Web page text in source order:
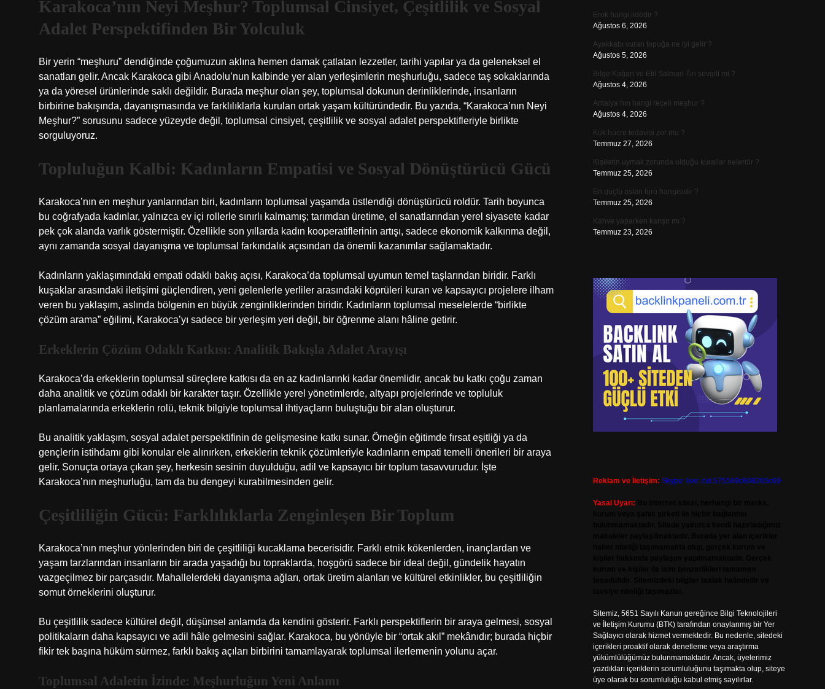
Karakoca’nın Neyi Meşhur? Toplumsal Cinsiyet, Çeşitlilik ve Sosyal
Adalet Perspektifinden Bir Yolculuk
Bir yerin “meşhuru” dendiğinde çoğumuzun aklına hemen damak çatlatan lezzetler, tarihi yapılar ya da geleneksel el
sanatları gelir. Ancak Karakoca gibi Anadolu’nun kalbinde yer alan yerleşimlerin meşhurluğu, sadece taş sokaklarında
ya da yöresel ürünlerinde saklı değildir. Burada meşhur olan şey, toplumsal dokunun derinliklerinde, insanların
birbirine bakışında, dayanışmasında ve farklılıklarla kurulan ortak yaşam kültüründedir. Bu yazıda, “Karakoca’nın Neyi
Meşhur?” sorusunu sadece yüzeyde değil, toplumsal cinsiyet, çeşitlilik ve sosyal adalet perspektifleriyle birlikte
sorguluyoruz.
Topluluğun Kalbi: Kadınların Empatisi ve Sosyal Dönüştürücü Gücü
Karakoca’nın en meşhur yanlarından biri, kadınların toplumsal yaşamda üstlendiği dönüştürücü roldür. Tarih boyunca
bu coğrafyada kadınlar, yalnızca ev içi rollerle sınırlı kalmamış; tarımdan üretime, el sanatlarından yerel siyasete kadar
pek çok alanda varlık göstermiştir. Özellikle son yıllarda kadın kooperatiflerinin artışı, sadece ekonomik kalkınma değil,
aynı zamanda sosyal dayanışma ve toplumsal farkındalık açısından da önemli kazanımlar sağlamaktadır.
Kadınların yaklaşımındaki empati odaklı bakış açısı, Karakoca’da toplumsal uyumun temel taşlarından biridir. Farklı
kuşaklar arasındaki iletişimi güçlendiren, yeni gelenlerle yerliler arasındaki köprüleri kuran ve kapsayıcı projelere ilham
veren bu yaklaşım, aslında bölgenin en büyük zenginliklerinden biridir. Kadınların toplumsal meselelerde “birlikte
çözüm arama” eğilimi, Karakoca’yı sadece bir yerleşim yeri değil, bir öğrenme alanı hâline getirir.
Erkeklerin Çözüm Odaklı Katkısı: Analitik Bakışla Adalet Arayışı
Karakoca’da erkeklerin toplumsal süreçlere katkısı da en az kadınlarınki kadar önemlidir, ancak bu katkı çoğu zaman
daha analitik ve çözüm odaklı bir karakter taşır. Özellikle yerel yönetimlerde, altyapı projelerinde ve topluluk
planlamalarında erkeklerin rolü, teknik bilgiyle toplumsal ihtiyaçların buluştuğu bir alan oluşturur.
Bu analitik yaklaşım, sosyal adalet perspektifinin de gelişmesine katkı sunar. Örneğin eğitimde fırsat eşitliği ya da
gençlerin istihdamı gibi konular ele alınırken, erkeklerin teknik çözümleriyle kadınların empati temelli önerileri bir araya
gelir. Sonuçta ortaya çıkan şey, herkesin sesinin duyulduğu, adil ve kapsayıcı bir toplum tasavvurudur. İşte
Karakoca’nın meşhurluğu, tam da bu dengeyi kurabilmesinden gelir.
Çeşitliliğin Gücü: Farklılıklarla Zenginleşen Bir Toplum
Karakoca’nın meşhur yönlerinden biri de çeşitliliği kucaklama becerisidir. Farklı etnik kökenlerden, inançlardan ve
yaşam tarzlarından insanların bir arada yaşadığı bu topraklarda, hoşgörü sadece bir ideal değil, gündelik hayatın
vazgeçilmez bir parçasıdır. Mahallelerdeki dayanışma ağları, ortak üretim alanları ve kültürel etkinlikler, bu çeşitliliğin
somut örneklerini oluşturur.
Bu çeşitlilik sadece kültürel değil, düşünsel anlamda da kendini gösterir. Farklı perspektiflerin bir araya gelmesi, sosyal
politikaların daha kapsayıcı ve adil hâle gelmesini sağlar. Karakoca, bu yönüyle bir “ortak akıl” mekânıdır; burada hiçbir
fikir tek başına hüküm sürmez, farklı bakış açıları birbirini tamamlayarak toplumsal ilerlemenin yolunu açar.
Toplumsal Adaletin İzinde: Meşhurluğun Yeni Anlamı
Erok hangi ildedir ?
Ağustos 6, 2026
Ayakkabı vuran topuğa ne iyi gelir ?
Ağustos 5, 2026
Bilge Kağan ve Etil Salman Tin sevgili mi ?
Ağustos 4, 2026
Antalya’nın hangi reçeli meşhur ?
Ağustos 4, 2026
Kök hücre tedavisi zor mu ?
Temmuz 27, 2026
Kişilerin uymak zorunda olduğu kurallar nelerdir ?
Temmuz 25, 2026
En güçlü aslan türü hangisidir ?
Temmuz 25, 2026
Kahve yaparken karışır mı ?
Temmuz 23, 2026
Reklam ve İletişim: Skype: live:.cid.575569c608265c69
Yasal Uyarı:
Sitemiz, 5651 Sayılı Kanun gereğince Bilgi Teknolojileri
ve İletişim Kurumu (BTK) tarafından onaylanmış bir Yer
Sağlayıcı olarak hizmet vermektedir. Bu nedenle, sitedeki
içerikleri proaktif olarak denetleme veya araştırma
yükümlülüğümüz bulunmamaktadır. Ancak, üyelerimiz
yazdıkları içeriklerin sorumluluğunu taşımakta olup, siteye
üye olarak bu sorumluluğu kabul etmiş sayılırlar.